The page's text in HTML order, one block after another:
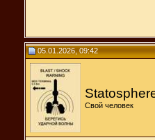
05.01.2026, 09:42
Свой человек